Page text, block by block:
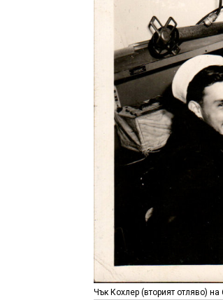
Чък Кохлер (вторият отляво)